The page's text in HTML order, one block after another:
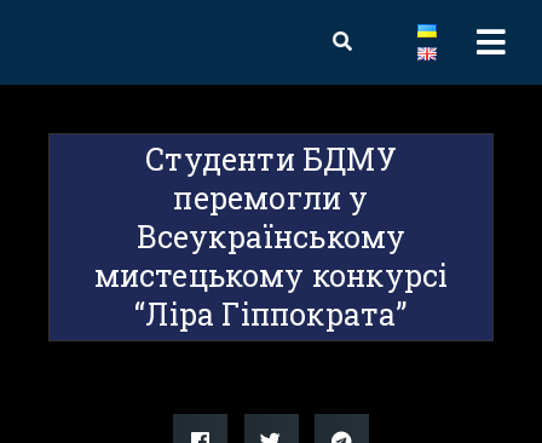
Студенти БДМУ
перемогли у
Всеукраїнському
мистецькому конкурсі
“Ліра Гіппократа”